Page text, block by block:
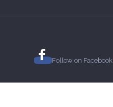
Follow on Facebook